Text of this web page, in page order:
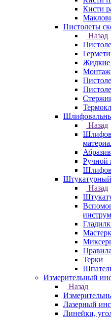
Кисти
Пистолеты
Назад
Жидкие
Назад
Ручной
Назад
Правила
Терки
Измерительный
Назад
Лазерный
Линейки,